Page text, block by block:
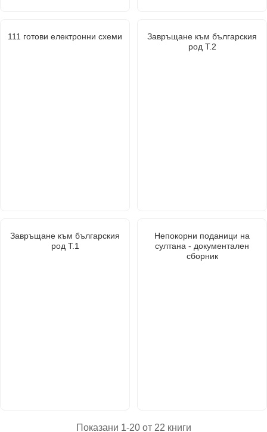
111 готови електронни схеми
Завръщане към българския
род Т.2
Завръщане към българския
род Т.1
Непокорни поданици на
султана - документален
сборник
Показани 1-20 от 22 книги